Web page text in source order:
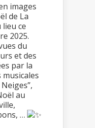
images
de La
lieu ce
2025.
du
et des
par la
au
…